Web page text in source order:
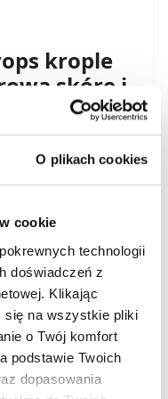
O plikach cookies
cookie
technologii
doświadczeń z
Klikając
się na wszystkie pliki
o Twój komfort
podstawie Twoich
dopasowania
krople
skórę i
wzroku i
cery wymaga
ułatwia
połykania
bazuje na
o
na zachowanie
widzenia, a także
oraz optymalną
w składzie